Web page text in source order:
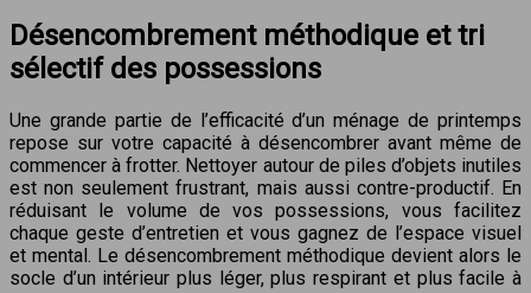
Désencombrement méthodique et tri
sélectif des possessions
Une grande partie de l’efficacité d’un ménage de printemps
repose sur votre capacité à désencombrer avant même de
commencer à frotter. Nettoyer autour de piles d’objets inutiles
est non seulement frustrant, mais aussi contre-productif. En
réduisant le volume de vos possessions, vous facilitez
chaque geste d’entretien et vous gagnez de l’espace visuel
et mental. Le désencombrement méthodique devient alors le
socle d’un intérieur plus léger, plus respirant et plus facile à